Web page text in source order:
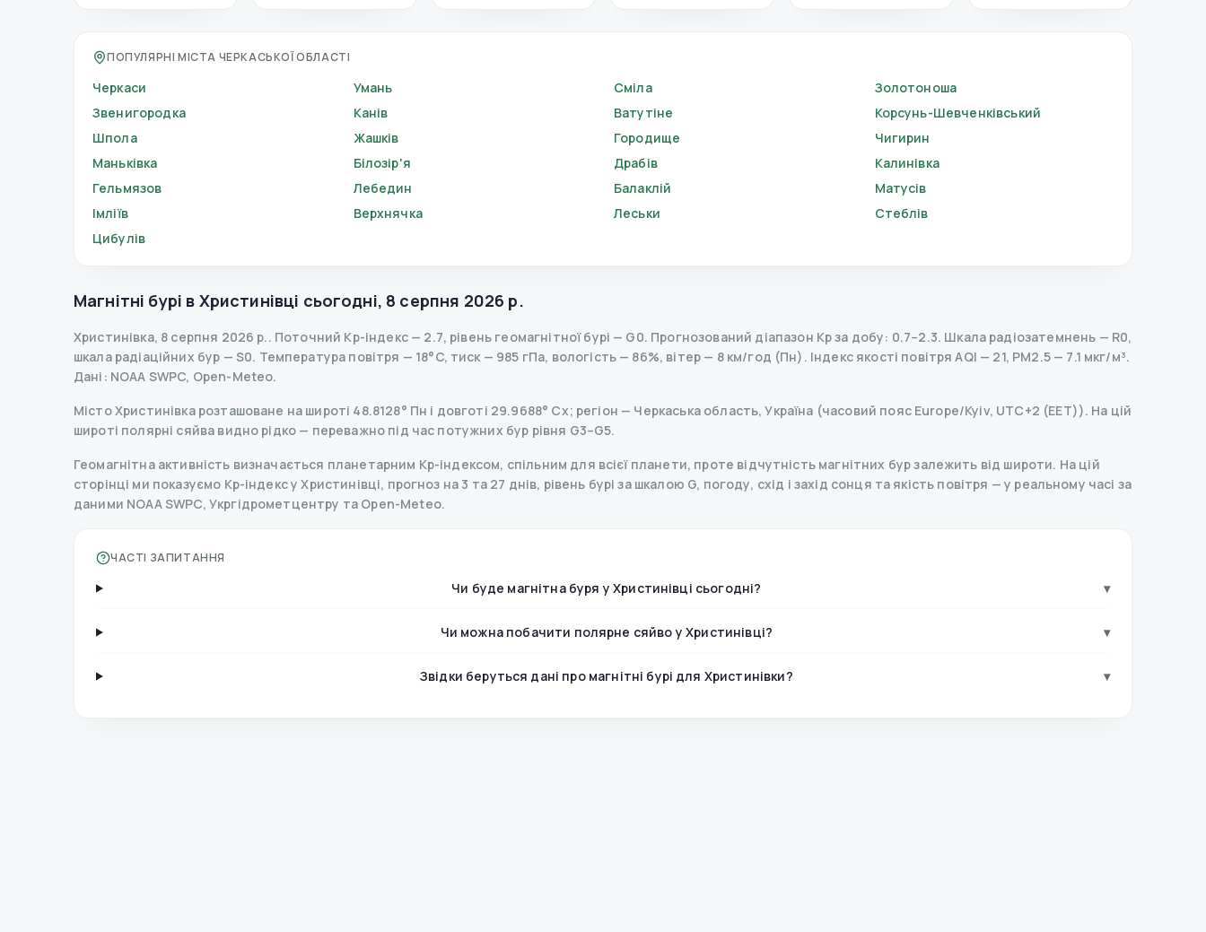
ПОПУЛЯРНІ МІСТА ЧЕРКАСЬКОЇ ОБЛАСТІ
Черкаси Умань Сміла
Золотоноша
Звенигородка
Канів Ватутіне
Корсунь-Шевченківський
Шпола
Жашків Городище
Чигирин
Маньківка
Білозір'я Драбів
Калинівка
Гельмязов
Лебедин Балаклій
Матусів
Імліїв
Верхнячка Леськи
Стеблів
Цибулів
Магнітні бурі в Христинівці сьогодні, 8 серпня 2026 р.
Христинівка, 8 серпня 2026 р.. Поточний Kp-індекс— 2.7, рівень геомагнітної бурі — G0. Прогнозований діапазон Kp за добу: 0.7–2.3. Шкала радіозатемнень — R0,
шкала радіаційних бур — S0. Температура повітря — 18°C, тиск — 985 гПа, вологість — 86%, вітер — 8 км/год (Пн). Індекс якості повітря AQI — 21, PM2.5 — 7.1 мкг/м³.
Дані : NOAA SWPC, Open-Meteo.
Місто Христинівка розташоване на широті 48.8128° Пн і довготі 29.9688° Сх; регіон — Черкаська область, Україна (часовий пояс Europe/Kyiv, UTC+2 (EET)). На цій
широті полярні сяйва видно рідко — переважно під час потужних бур рівня G3–G5.
Геомагнітна активність визначається планетарним Kp-індексом, спільним для всієї планети, проте відчутність магнітних бур залежить від широти. На цій
сторінці ми показуємо Kp-індекс у Христинівці, прогноз на 3 та 27 днів, рівень бурі за шкалою G, погоду, схід і захід сонця та якість повітря — у реальному часі за
даними NOAA SWPC, Укргідрометцентру та Open-Meteo.
ЧАСТІ ЗАПИТАННЯ
Чи буде магнітна буря у Христинівці сьогодні? ▾
Чи можна побачити полярне сяйво у Христинівці? ▾
Звідки беруться дані про магнітні бурі для Христинівки? ▾